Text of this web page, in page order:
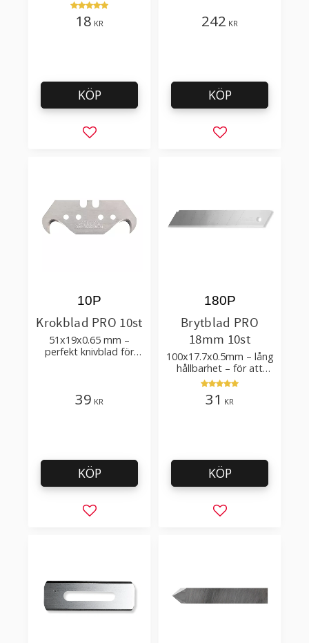
filt, hobby bruk
18 KR
Lägg till i favoriter
KÖP
242 KR
Lägg till i
KÖP
Krokblad PRO 10st
51x19x0.65 mm –
perfekt knivblad för
10P
39 KR
Lägg till i favoriter
KÖP
Brytblad PRO
18mm 10st
100x17.7x0.5mm – lång
hållbarhet – för att
skära kartong, tapet
och golvmaterial
180P
31 KR
Lägg till i
KÖP